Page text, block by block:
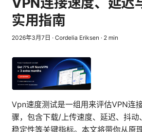
实用指南
2026年3月7日 · Cordelia Eriksen · 2 min
Vpn速度测试是一组用来评估VPN连
骤，包含下载/上传速度、延迟、抖动
稳定性等关键指标。本文将带你从原